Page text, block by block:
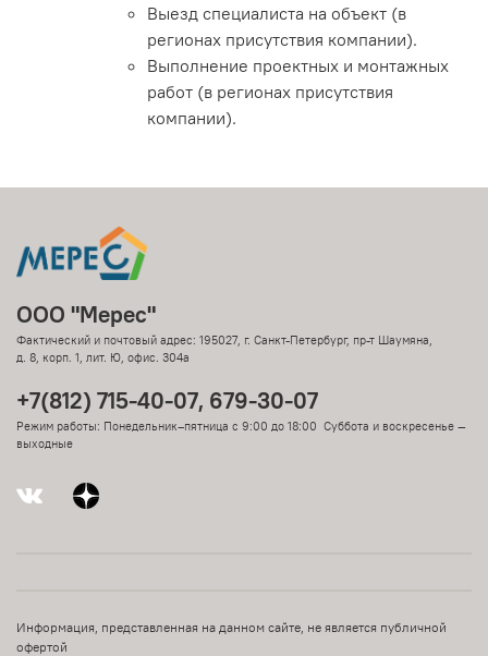
Выезд специалиста на объект (в
регионах присутствия компании).
Выполнение проектных и монтажных
работ (в регионах присутствия
компании).
ООО "Мерес"
Фактический и почтовый адрес: 195027, г. Санкт-Петербург, пр-т Шаумяна,
д. 8, корп. 1, лит. Ю, офис. 304а
+7(812) 715-40-07, 679-30-07
Режим работы: Понедельник–пятница с 9:00 до 18:00 Суббота и воскресенье —
выходные
Информация, представленная на данном сайте, не является публичной
офертой